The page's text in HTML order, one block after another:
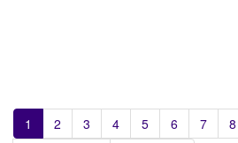
1 2 3 4 5 6 7 8